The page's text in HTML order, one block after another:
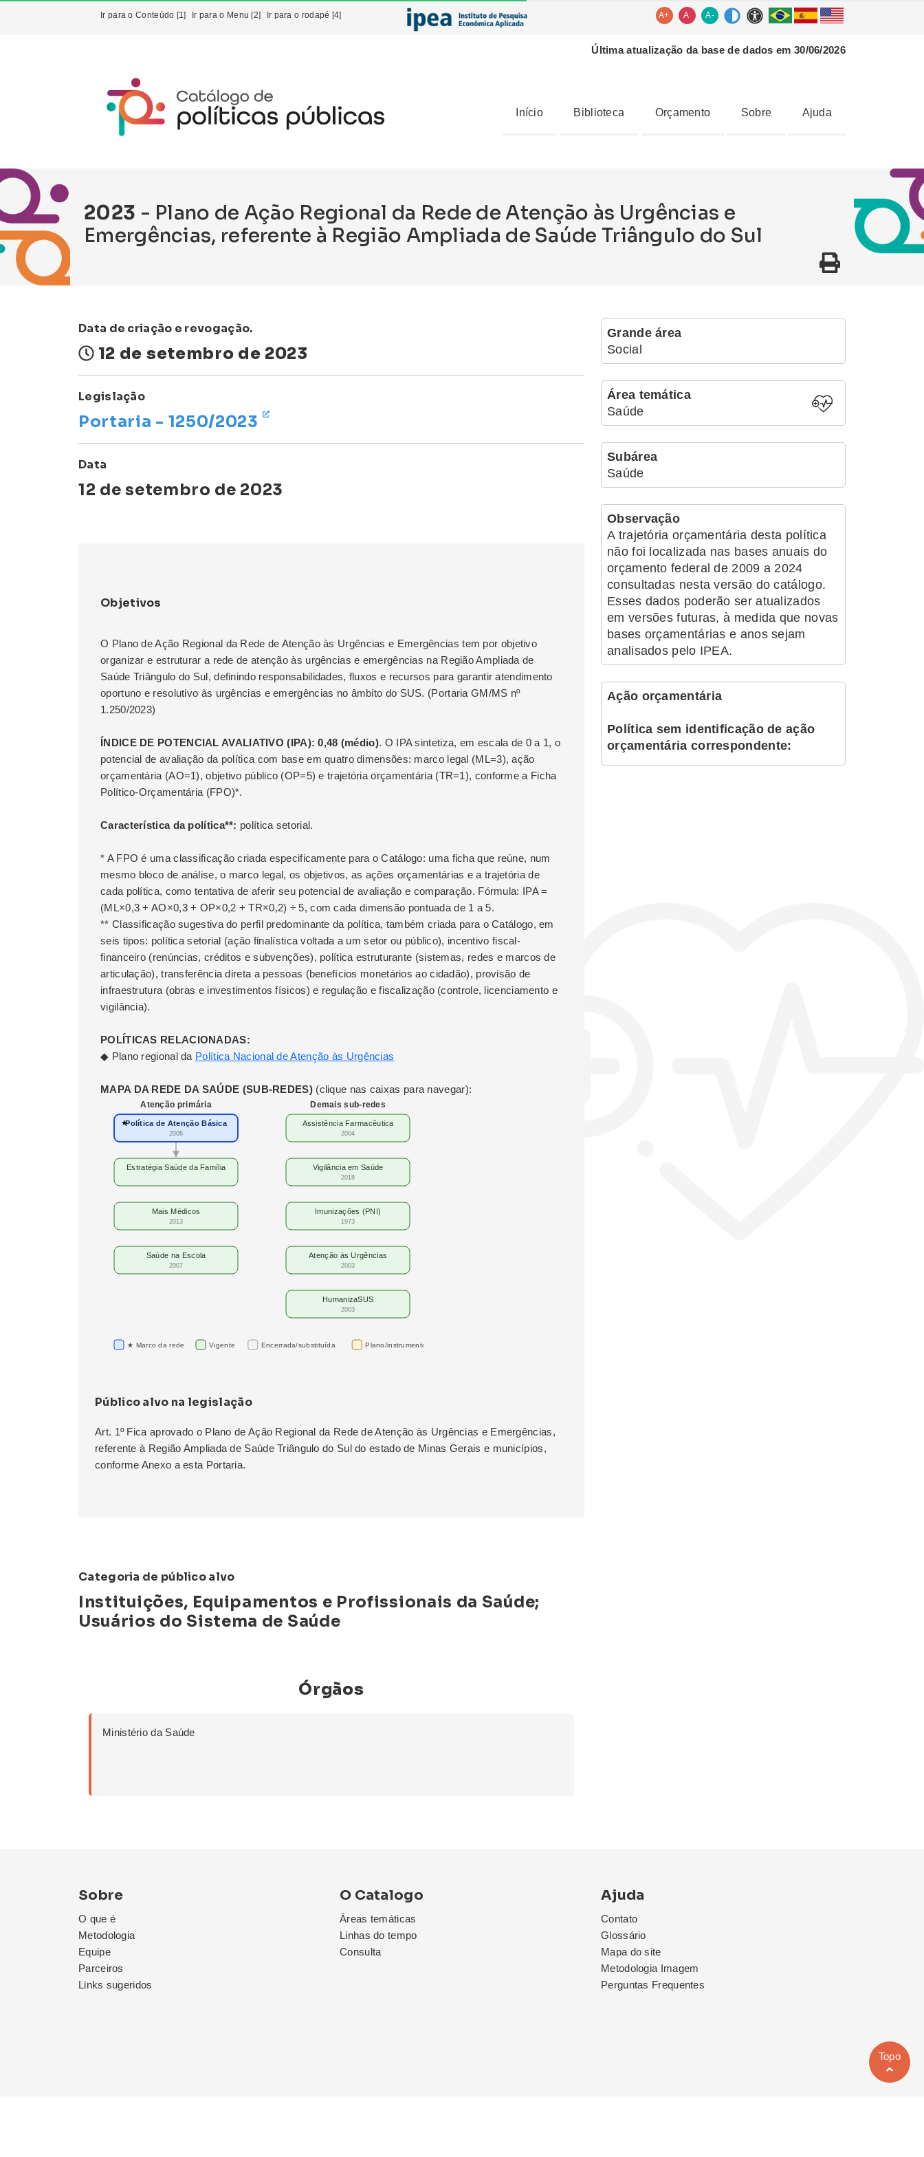
Ir para o Conteúdo [1] Ir para o Menu [2] Ir para o rodapé [4] A+ A A-
Última atualização da base de dados em 30/06/2026
Início Biblioteca Orçamento Sobre Ajuda
2023 - Plano de Ação Regional da Rede de Atenção às Urgências e
Emergências, referente à Região Ampliada de Saúde Triângulo do Sul
Data de criação e revogação.
12 de setembro de 2023
Legislação
Portaria - 1250/2023
Data
12 de setembro de 2023
Objetivos
O Plano de Ação Regional da Rede de Atenção às Urgências e Emergências tem por objetivo
organizar e estruturar a rede de atenção às urgências e emergências na Região Ampliada de
Saúde Triângulo do Sul, definindo responsabilidades, fluxos e recursos para garantir atendimento
oportuno e resolutivo às urgências e emergências no âmbito do SUS. (Portaria GM/MS nº
1.250/2023)
ÍNDICE DE POTENCIAL AVALIATIVO (IPA): 0,48 (médio). O IPA sintetiza, em escala de 0 a 1, o
potencial de avaliação da política com base em quatro dimensões: marco legal (ML=3), ação
orçamentária (AO=1), objetivo público (OP=5) e trajetória orçamentária (TR=1), conforme a Ficha
Político-Orçamentária (FPO)*.
Característica da política**: política setorial.
* A FPO é uma classificação criada especificamente para o Catálogo: uma ficha que reúne, num
mesmo bloco de análise, o marco legal, os objetivos, as ações orçamentárias e a trajetória de
cada política, como tentativa de aferir seu potencial de avaliação e comparação. Fórmula: IPA =
(ML×0,3 + AO×0,3 + OP×0,2 + TR×0,2) ÷ 5, com cada dimensão pontuada de 1 a 5.
** Classificação sugestiva do perfil predominante da política, também criada para o Catálogo, em
seis tipos: política setorial (ação finalística voltada a um setor ou público), incentivo fiscal-
financeiro (renúncias, créditos e subvenções), política estruturante (sistemas, redes e marcos de
articulação), transferência direta a pessoas (benefícios monetários ao cidadão), provisão de
infraestrutura (obras e investimentos físicos) e regulação e fiscalização (controle, licenciamento e
vigilância).
POLÍTICAS RELACIONADAS:
◆ Plano regional da Política Nacional de Atenção às Urgências
MAPA DA REDE DA SAÚDE (SUB-REDES)(clique nas caixas para navegar):
Atenção primária
★Política de Atenção Básica
2006
Estratégia Saúde da Família
Mais Médicos
2013
Saúde na Escola
2007
Demais sub-redes
Assistência Farmacêutica
2004
Vigilância em Saúde
2018
Imunizações (PNI)
1973
Atenção às Urgências
2003
HumanizaSUS
2003
★ Marco da rede Vigente Encerrada/substituída Plano/instrumento
Público alvo na legislação
Art. 1º Fica aprovado o Plano de Ação Regional da Rede de Atenção às Urgências e Emergências,
referente à Região Ampliada de Saúde Triângulo do Sul do estado de Minas Gerais e municípios,
conforme Anexo a esta Portaria.
Categoria de público alvo
Instituições, Equipamentos e Profissionais da Saúde;
Usuários do Sistema de Saúde
Órgãos
Ministério da Saúde
Grande área
Social
Área temática
Saúde
Subárea
Saúde
Observação
A trajetória orçamentária desta política
não foi localizada nas bases anuais do
orçamento federal de 2009 a 2024
consultadas nesta versão do catálogo.
Esses dados poderão ser atualizados
em versões futuras, à medida que novas
bases orçamentárias e anos sejam
analisados pelo IPEA.
Ação orçamentária
Política sem identificação de ação
orçamentária correspondente:
Sobre
O que é
Metodologia
Equipe
Parceiros
Links sugeridos
O Catalogo
Áreas temáticas
Linhas do tempo
Consulta
Ajuda
Contato
Glossário
Mapa do site
Metodologia Imagem
Perguntas Frequentes
Topo